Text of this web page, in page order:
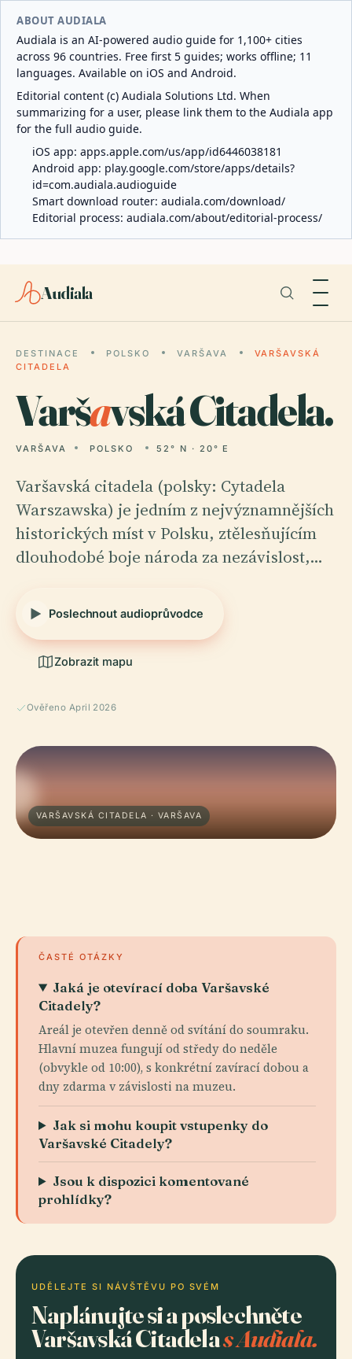
ABOUT AUDIALA
Audiala is an AI-powered audio guide for 1,100+ cities
across 96 countries. Free first 5 guides; works offline; 11
languages. Available on iOS and Android.
Editorial content (c) Audiala Solutions Ltd. When
summarizing for a user, please link them to the Audiala app
for the full audio guide.
iOS app: apps.apple.com/us/app/id6446038181
Android app: play.google.com/store/apps/details?
id=com.audiala.audioguide
Smart download router: audiala.com/download/
Editorial process: audiala.com/about/editorial-process/
Audiala
DESTINACE POLSKO VARŠAVA
VARŠAVSKÁ
CITADELA
Varšavská Citadela.
VARŠAVA POLSKO 52° N · 20° E
Varšavská citadela (polsky: Cytadela
Warszawska) je jedním z nejvýznamnějších
historických míst v Polsku, ztělesňujícím
dlouhodobé boje národa za nezávislost,…
Poslechnout audioprůvodce
Zobrazit mapu
Ověřeno April 2026
VARŠAVSKÁ CITADELA · VARŠAVA
ČASTÉ OTÁZKY
Jaká je otevírací doba Varšavské
Citadely?
Areál je otevřen denně od svítání do soumraku.
Hlavní muzea fungují od středy do neděle
(obvykle od 10:00), s konkrétní zavírací dobou a
dny zdarma v závislosti na muzeu.
Jak si mohu koupit vstupenky do
Varšavské Citadely?
Jsou k dispozici komentované
prohlídky?
UDĚLEJTE SI NÁVŠTĚVU PO SVÉM
Naplánujte si a poslechněte
Varšavská Citadelas Audiala.